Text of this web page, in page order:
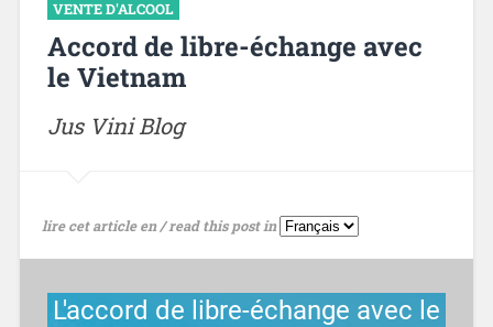
VENTE D'ALCOOL
Accord de libre-échange avec
le Vietnam
Jus Vini Blog
lire cet article en / read this post in
L'accord de libre-échange avec le